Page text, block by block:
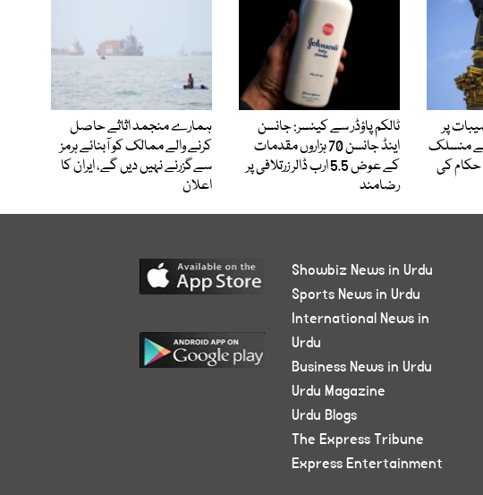
پر
منسلک
حکام کی
ٹالکم پاؤڈر سے کینسر: جانسن
اینڈ جانسن 70 ہزاروں مقدمات
کے عوض 5.5 ارب ڈالر زرتلافی پر
رضامند
ہمارے منجمد اثاثے حاصل
کرنے والے ممالک کو آبنائے ہرمز
سےگزرنے نہیں دیں گے، ایران کا
اعلان
Showbiz News in Urdu
Sports News in Urdu
International News in
Urdu
Business News in Urdu
Urdu Magazine
Urdu Blogs
The Express Tribune
Express Entertainment